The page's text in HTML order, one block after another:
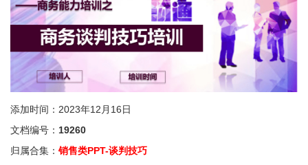
添加时间：2023年12月16日
文档编号： 19260
归属合集： 销售类PPT-谈判技巧